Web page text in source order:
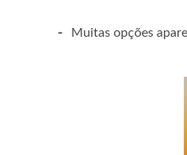
- Muitas opções